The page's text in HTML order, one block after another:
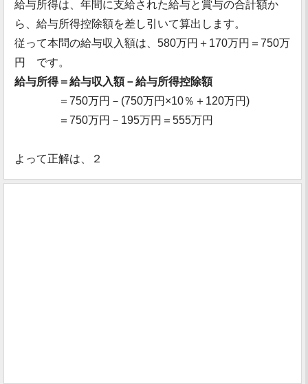
給与所得は、年間に支給された給与と賞与の合計額か
ら、給与所得控除額を差し引いて算出します。
従って本問の給与収入額は、580万円＋170万円＝750万
円 です。
給与所得＝給与収入額－給与所得控除額
＝750万円－(750万円×10％＋120万円)
＝750万円－195万円＝555万円
よって正解は、２